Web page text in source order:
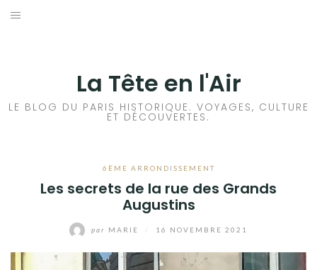
Aller
La Tête en l'Air
LE BLOG DU PARIS HISTORIQUE. VOYAGES, CULTURE
ET DÉCOUVERTES.
6ÈME ARRONDISSEMENT
Les secrets de la rue des Grands
Augustins
par MARIE 16 NOVEMBRE 2021
HISTOIRES EN ILE DE FRANCE